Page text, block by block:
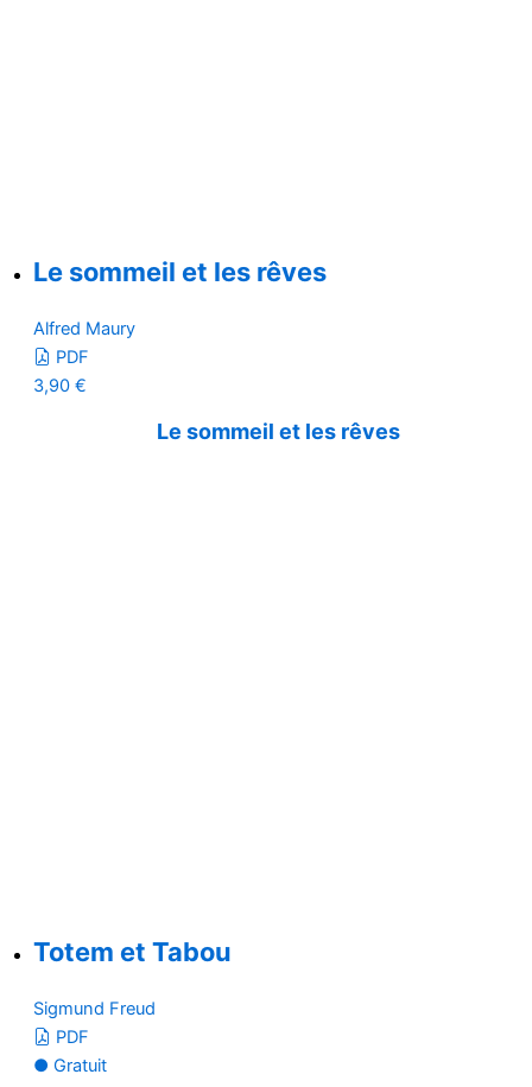
Le sommeil et les rêves
Alfred Maury
PDF
3,90 €
Le sommeil et les rêves
Totem et Tabou
Sigmund Freud
PDF
● Gratuit